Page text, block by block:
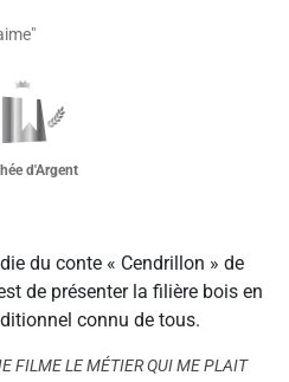
d'Argent
du conte « Cendrillon » de
de présenter la filière bois en
connu de tous.
LE MÉTIER QUI ME PLAIT